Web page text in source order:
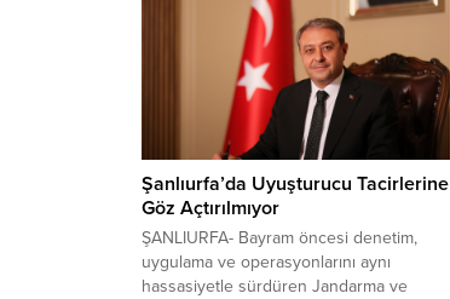
Şanlıurfa’da Uyuşturucu Tacirlerine
Göz Açtırılmıyor
ŞANLIURFA- Bayram öncesi denetim,
uygulama ve operasyonlarını aynı
hassasiyetle sürdüren Jandarma ve